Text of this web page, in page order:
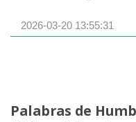
2026-03-20 13:55:31
Palabras de